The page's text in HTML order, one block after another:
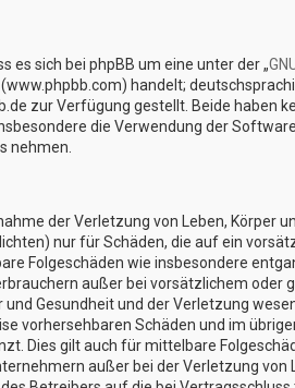
es sich bei phpBB um eine unter der „
handelt;
zur Verfügung gestellt. Beide haben
die Verwendung der
nehmen.
der Verletzung von Leben, Körper
nur für Schäden, die auf ein
Folgeschäden wie insbesondere
außer bei vorsätzlichem oder
und Gesundheit und der Verletzung
vorhersehbaren Schäden und im
Dies gilt auch für mittelbare
außer bei der Verletzung